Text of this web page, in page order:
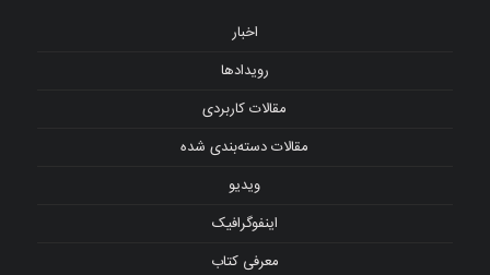
اخبار
رویدادها
مقالات کاربردی
مقالات دسته‌بندی شده
ویدیو
اینفوگرافیک
معرفی کتاب